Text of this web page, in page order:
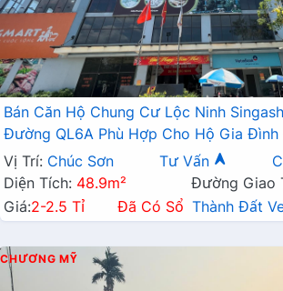
Bán Căn Hộ Chung Cư Lộc Ninh
Đường QL6A Phù Hợp Cho Hộ Gia
Vị Trí: Chúc Sơn Tư Vấn
Diện Tích: 48.9m²
Đường Giao
Giá:2-2.5 Tỉ Đã Có Sổ Thành Đất
CHƯƠNG MỸ